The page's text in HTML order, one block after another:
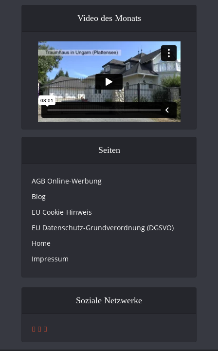
Video des Monats
Seiten
AGB Online-Werbung
Blog
EU Cookie-Hinweis
EU Datenschutz-Grundverordnung (DGSVO)
Home
Impressum
Soziale Netzwerke